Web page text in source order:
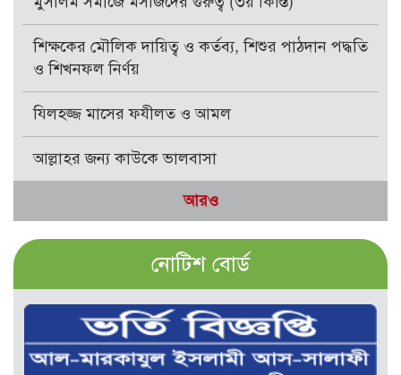
শিক্ষকের মৌলিক দায়িত্ব ও কর্তব্য, শিশুর পাঠদান পদ্ধতি
ও শিখনফল নির্ণয়
যিলহজ্জ মাসের ফযীলত ও আমল
আল্লাহর জন্য কাউকে ভালবাসা
আরও
নোটিশ বোর্ড